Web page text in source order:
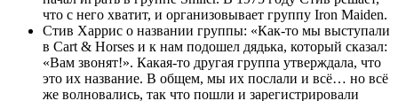
что с него хватит, и организовывает группу Iron Maiden.
Стив Харрис о названии группы: «Как-то мы выступали
в Cart & Horses и к нам подошел дядька, который сказал:
«Вам звонят!». Какая-то другая группа утверждала, что
это их название. В общем, мы их послали и всё… но всё
же волновались, так что пошли и зарегистрировали